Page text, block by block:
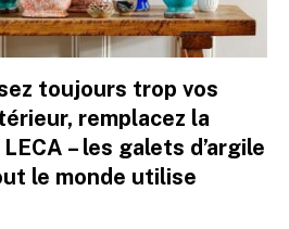
toujours trop vos
remplacez la
– les galets d’argile
le monde utilise